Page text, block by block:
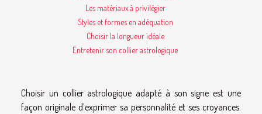
Les matériaux à privilégier
Styles et formes en adéquation
Choisir la longueur idéale
Entretenir son collier astrologique
Choisir un collier astrologique adapté à son signe est une
façon originale d’exprimer sa personnalité et ses croyances.